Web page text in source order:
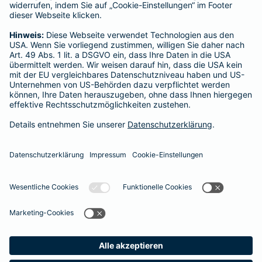
Ludwig Franta
Flügelstr. 13
Tel.:0173 2885658
Mobil:0173 2885658
geschlossen- Öffnet um 09:00 Montag
Vermittler nach Namen, Stadt oder PLZ suchen
Startseite Unna
Datenschutz Impressum/Rechtshinweise
Barrierefreiheit
Datenschutz-Einstellungen
Einfach. Menschlich.